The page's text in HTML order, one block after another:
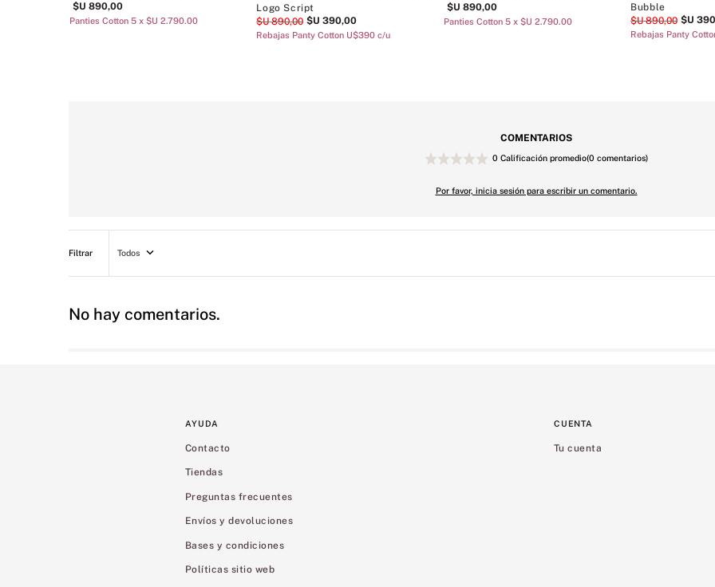
$U 890,00
Panties Cotton 5 x $U 2.790.00
Logo Script
$U 890,00 $U 390,00
Rebajas Panty Cotton U$390 c/u
$U 890,00
Panties Cotton 5 x $U 2.790.00
Bubble
$U 890,00 $U
Rebajas Panty
COMENTARIOS
0 Calificación promedio(0 comentarios)
Por favor, inicia sesión para escribir un comentario.
Todos
No hay comentarios.
AYUDA
Contacto
Tiendas
Preguntas frecuentes
Envíos y devoluciones
Bases y condiciones
Políticas sitio web
CUENTA
Tu cuenta